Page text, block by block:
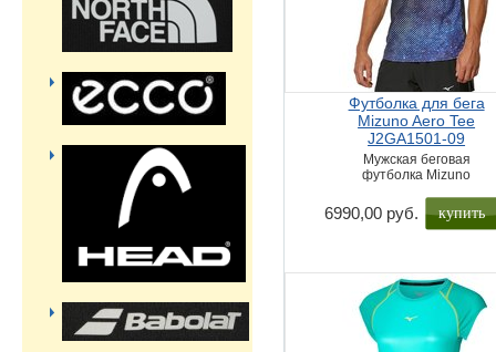
Футболка для бега
Mizuno Aero Tee
J2GA1501-09
Мужская беговая
футболка Mizuno
6990,00 руб. купить